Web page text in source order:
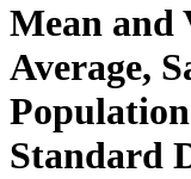
Mean and
Average,
Standard